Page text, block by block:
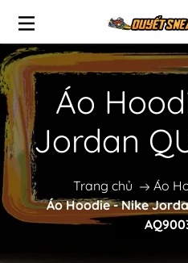
Áo
Jordan
'Red' -
Trang chủ
Áo
Áo Hoodie - Nike